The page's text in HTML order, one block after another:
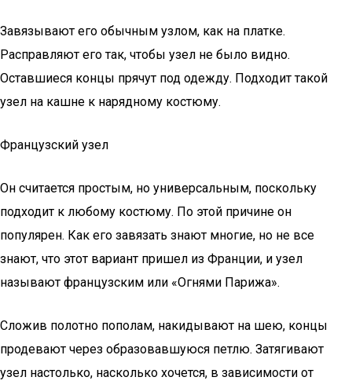
Завязывают его обычным узлом, как на платке.
Расправляют его так, чтобы узел не было видно.
Оставшиеся концы прячут под одежду. Подходит такой
узел на кашне к нарядному костюму.
Французский узел
Он считается простым, но универсальным, поскольку
подходит к любому костюму. По этой причине он
популярен. Как его завязать знают многие, но не все
знают, что этот вариант пришел из Франции, и узел
называют французским или «Огнями Парижа».
Сложив полотно пополам, накидывают на шею, концы
продевают через образовавшуюся петлю. Затягивают
узел настолько, насколько хочется, в зависимости от